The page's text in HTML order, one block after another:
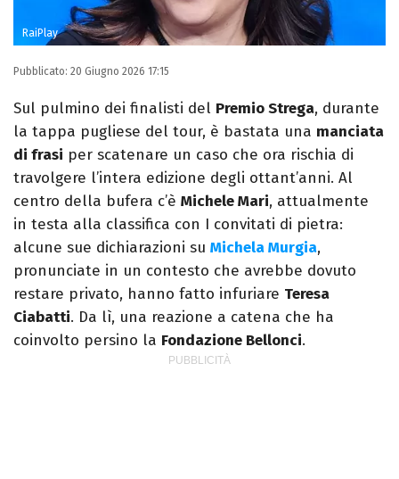
RaiPlay
Pubblicato: 20 Giugno 2026 17:15
Sul pulmino dei finalisti del Premio Strega, durante
la tappa pugliese del tour, è bastata una manciata
di frasi per scatenare un caso che ora rischia di
travolgere l’intera edizione degli ottant’anni. Al
centro della bufera c’è Michele Mari, attualmente
in testa alla classifica con I convitati di pietra:
alcune sue dichiarazioni su Michela Murgia,
pronunciate in un contesto che avrebbe dovuto
restare privato, hanno fatto infuriare Teresa
Ciabatti. Da lì, una reazione a catena che ha
coinvolto persino la Fondazione Bellonci.